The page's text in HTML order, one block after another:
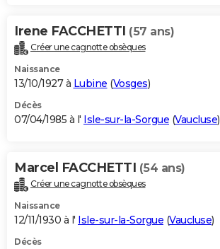
Irene FACCHETTI (57 ans)
Créer une cagnotte obsèques
Naissance
13/10/1927 à Lubine (Vosges)
Décès
07/04/1985 à l' Isle-sur-la-Sorgue (Vaucluse)
Marcel FACCHETTI (54 ans)
Créer une cagnotte obsèques
Naissance
12/11/1930 à l' Isle-sur-la-Sorgue (Vaucluse)
Décès